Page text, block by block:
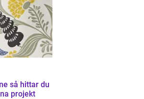
du
projekt